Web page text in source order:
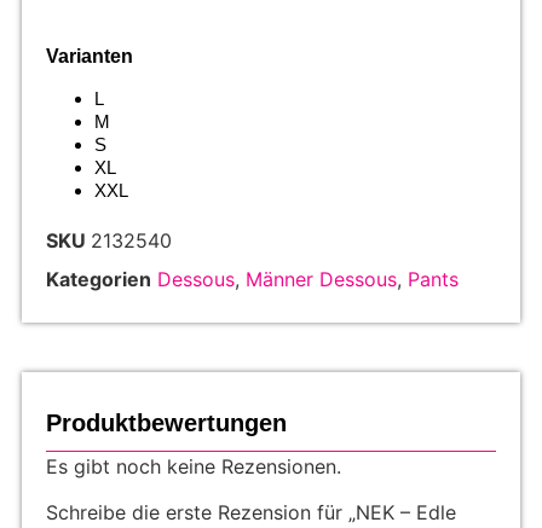
Varianten
L
M
S
XL
XXL
SKU 2132540
Kategorien Dessous, Männer Dessous, Pants
Produktbewertungen
Es gibt noch keine Rezensionen.
Schreibe die erste Rezension für „NEK – Edle